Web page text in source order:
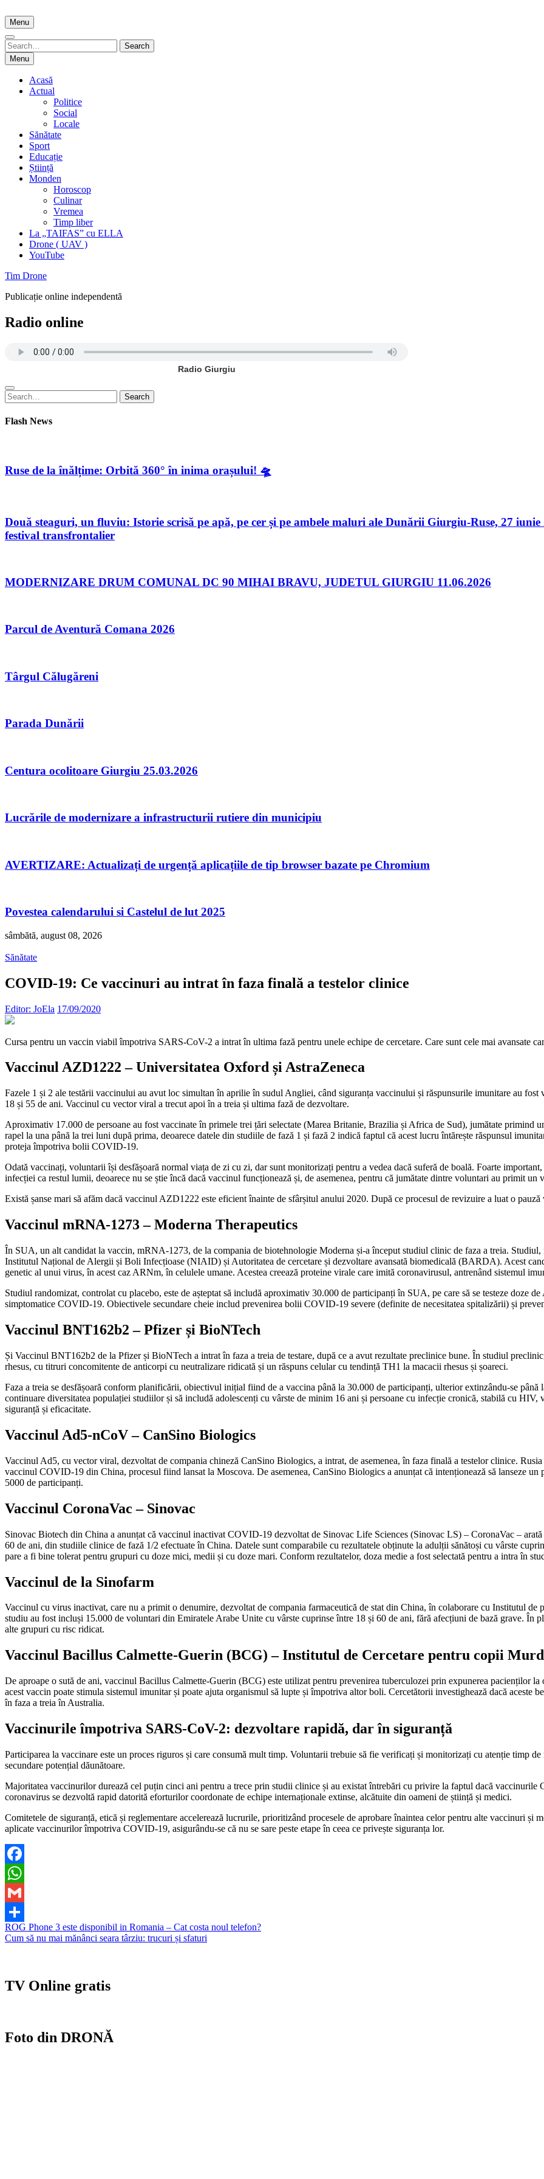
to
content
Menu
Search
for:
Search
Menu
Acasă
Actual
Politice
Social
Locale
Sănătate
Sport
Educație
Știință
Monden
Horoscop
Culinar
Vremea
Timp liber
La „TAIFAS” cu ELLA
Drone ( UAV )
YouTube
Tim Drone
Publicație online independentă
Radio online
Radio Giurgiu
Search
for:
Search
Flash News
Ruse de la înălțime: Orbită 360° în inima orașului! 🛸
Două steaguri, un fluviu: Istorie scrisă pe apă, pe cer și pe ambele maluri ale Dunării Giurgiu-Ruse, 27
festival transfrontalier
MODERNIZARE DRUM COMUNAL DC 90 MIHAI BRAVU, JUDETUL GIURGIU 11.06.2026
Parcul de Aventură Comana 2026
Târgul Călugăreni
Parada Dunării
Centura ocolitoare Giurgiu 25.03.2026
Lucrările de modernizare a infrastructurii rutiere din municipiu
AVERTIZARE: Actualizați de urgență aplicațiile de tip browser bazate pe Chromium
Povestea calendarului si Castelul de lut 2025
sâmbătă, august 08, 2026
Sănătate
COVID-19: Ce vaccinuri au intrat în faza finală a testelor clinice
Editor: JoEla 17/09/2020
Cursa pentru un vaccin viabil împotriva SARS-CoV-2 a intrat în ultima fază pentru unele echipe de cercetare. Care sunt cele mai avansate
Vaccinul AZD1222 – Universitatea Oxford și AstraZeneca
Fazele 1 și 2 ale testării vaccinului au avut loc simultan în aprilie în sudul Angliei, când siguranța vaccinului și răspunsurile imunitare au fost
18 și 55 de ani. Vaccinul cu vector viral a trecut apoi în a treia și ultima fază de dezvoltare.
Aproximativ 17.000 de persoane au fost vaccinate în primele trei țări selectate (Marea Britanie, Brazilia și Africa de Sud), jumătate primind
rapel la una până la trei luni după prima, deoarece datele din studiile de fază 1 și fază 2 indică faptul că acest lucru întărește răspunsul
proteja împotriva bolii COVID-19.
Odată vaccinați, voluntarii își desfășoară normal viața de zi cu zi, dar sunt monitorizați pentru a vedea dacă suferă de boală. Foarte
infecției ca restul lumii, deoarece nu se știe încă dacă vaccinul funcționează și, de asemenea, pentru că jumătate dintre voluntari au primit
Există șanse mari să afăm dacă vaccinul AZD1222 este eficient înainte de sfârșitul anului 2020. După ce procesul de revizuire a luat o
Vaccinul mRNA-1273 – Moderna Therapeutics
În SUA, un alt candidat la vaccin, mRNA-1273, de la compania de biotehnologie Moderna și-a început studiul clinic de faza a treia.
Institutul Național de Alergii și Boli Infecțioase (NIAID) și Autoritatea de cercetare și dezvoltare avansată biomedicală (BARDA). Acest
genetic al unui virus, în acest caz ARNm, în celulele umane. Acestea creează proteine virale care imită coronavirusul, antrenând sistemul
Studiul randomizat, controlat cu placebo, este de așteptat să includă aproximativ 30.000 de participanți în SUA, pe care să se testeze doze
simptomatice COVID-19. Obiectivele secundare cheie includ prevenirea bolii COVID-19 severe (definite de necesitatea spitalizării) și
Vaccinul BNT162b2 – Pfizer și BioNTech
Și Vaccinul BNT162b2 de la Pfizer și BioNTech a intrat în faza a treia de testare, după ce a avut rezultate preclinice bune. În studiul
rhesus, cu titruri concomitente de anticorpi cu neutralizare ridicată și un răspuns celular cu tendință TH1 la macacii rhesus și șoareci.
Faza a treia se desfășoară conform planificării, obiectivul inițial fiind de a vaccina până la 30.000 de participanți, ulterior extinzându-se
continuare diversitatea populației studiilor și să includă adolescenți cu vârste de minim 16 ani și persoane cu infecție cronică, stabilă cu
siguranță și eficacitate.
Vaccinul Ad5-nCoV – CanSino Biologics
Vaccinul Ad5, cu vector viral, dezvoltat de compania chineză CanSino Biologics, a intrat, de asemenea, în faza finală a testelor clinice.
vaccinul COVID-19 din China, procesul fiind lansat la Moscova. De asemenea, CanSino Biologics a anunțat că intenționează să lanseze
5000 de participanți.
Vaccinul CoronaVac – Sinovac
Sinovac Biotech din China a anunțat că vaccinul inactivat COVID-19 dezvoltat de Sinovac Life Sciences (Sinovac LS) – CoronaVac –
60 de ani, din studiile clinice de fază 1/2 efectuate în China. Datele sunt comparabile cu rezultatele obținute la adulții sănătoși cu vârste
pare a fi bine tolerat pentru grupuri cu doze mici, medii și cu doze mari. Conform rezultatelor, doza medie a fost selectată pentru a intra în
Vaccinul de la Sinofarm
Vaccinul cu virus inactivat, care nu a primit o denumire, dezvoltat de compania farmaceutică de stat din China, în colaborare cu Institutul de
studiu au fost incluși 15.000 de voluntari din Emiratele Arabe Unite cu vârste cuprinse între 18 și 60 de ani, fără afecțiuni de bază grave. În
alte grupuri cu risc ridicat.
Vaccinul Bacillus Calmette-Guerin (BCG) – Institutul de Cercetare pentru copii
De aproape o sută de ani, vaccinul Bacillus Calmette-Guerin (BCG) este utilizat pentru prevenirea tuberculozei prin expunerea pacienților
acest vaccin poate stimula sistemul imunitar și poate ajuta organismul să lupte și împotriva altor boli. Cercetătorii investighează dacă aceste
în faza a treia în Australia.
Vaccinurile împotriva SARS-CoV-2: dezvoltare rapidă, dar în siguranță
Participarea la vaccinare este un proces riguros și care consumă mult timp. Voluntarii trebuie să fie verificați și monitorizați cu atenție timp
secundare potențial dăunătoare.
Majoritatea vaccinurilor durează cel puțin cinci ani pentru a trece prin studii clinice și au existat întrebări cu privire la faptul dacă
coronavirus se dezvoltă rapid datorită eforturilor coordonate de echipe internaționale extinse, alcătuite din oameni de știință și medici.
Comitetele de siguranță, etică și reglementare accelerează lucrurile, prioritizând procesele de aprobare înaintea celor pentru alte vaccinuri și
aplicate vaccinurilor împotriva COVID-19, asigurându-se că nu se sare peste etape în ceea ce privește siguranța lor.
Facebook
WhatsApp
Gmail
Partajează
Navigare
în
ROG Phone 3 este disponibil in Romania – Cat costa noul telefon?
Cum să nu mai mănânci seara târziu: trucuri și sfaturi
TV Online gratis
Foto din DRONĂ